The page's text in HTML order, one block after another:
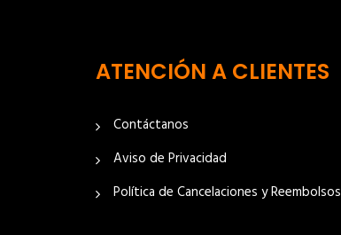
ATENCIÓN A CLIENTES
Contáctanos
Aviso de Privacidad
Política de Cancelaciones y Reembolsos